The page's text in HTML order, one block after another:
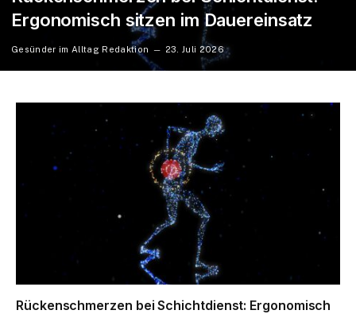
Ergonomisch sitzen im Dauereinsatz
Gesünder im Alltag Redaktion 23. Juli 2026
Rückenschmerzen bei Schichtdienst: Ergonomisch